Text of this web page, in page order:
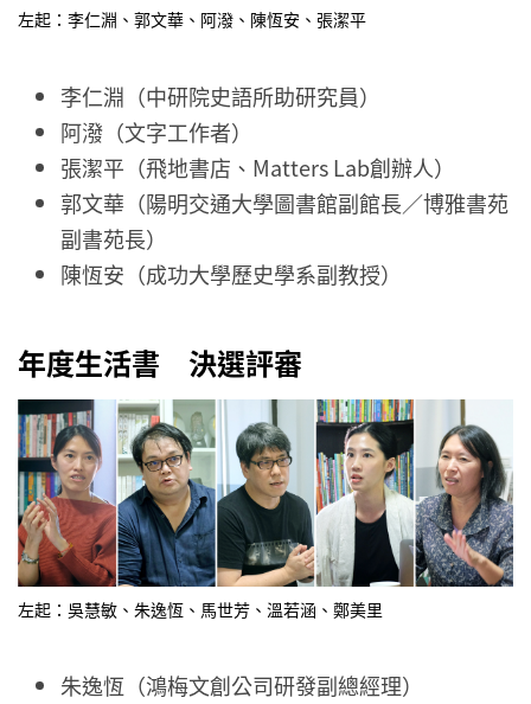
左起：李仁淵、郭文華、阿潑、陳恆安、張潔平
李仁淵（中研院史語所助研究員）
阿潑（文字工作者）
張潔平（飛地書店、Matters Lab創辦人）
郭文華（陽明交通大學圖書館副館長／博雅書苑
副書苑長）
陳恆安（成功大學歷史學系副教授）
年度生活書 決選評審
左起：吳慧敏、朱逸恆、馬世芳、溫若涵、鄭美里
朱逸恆（鴻梅文創公司研發副總經理）